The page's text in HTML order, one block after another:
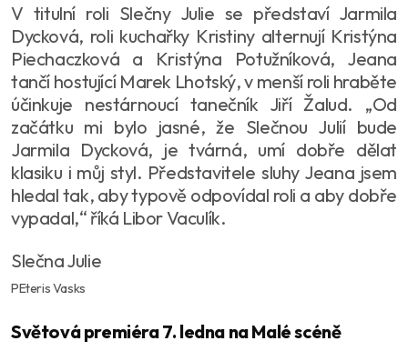
V titulní roli Slečny Julie se představí Jarmila
Dycková, roli kuchařky Kristiny alternují Kristýna
Piechaczková a Kristýna Potužníková, Jeana
tančí hostující Marek Lhotský, v menší roli hraběte
účinkuje nestárnoucí tanečník Jiří Žalud. „Od
začátku mi bylo jasné, že Slečnou Julií bude
Jarmila Dycková, je tvárná, umí dobře dělat
klasiku i můj styl. Představitele sluhy Jeana jsem
hledal tak, aby typově odpovídal roli a aby dobře
vypadal,“ říká Libor Vaculík.
Slečna Julie
PEteris Vasks
Světová premiéra 7. ledna na Malé scéně